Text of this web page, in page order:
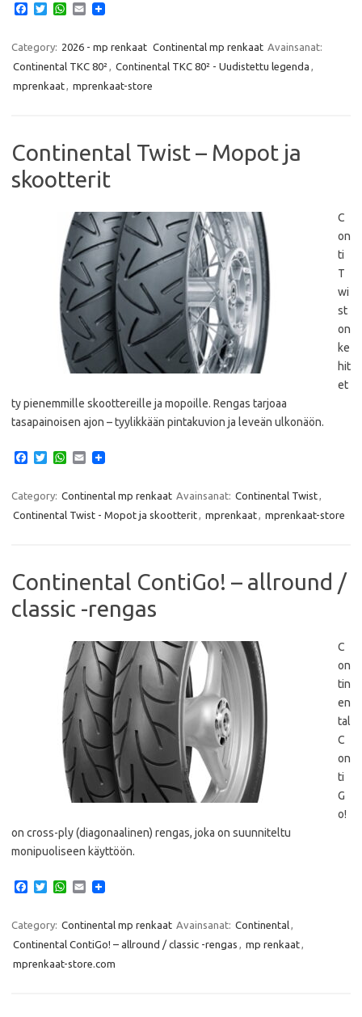
e
b
o
o
T
t
e
r
W
t
s
A
p
E
i
l
Category: 2026 - mp renkaat Continental mp renkaat Avainsanat:
Continental TKC 80², Continental TKC 80² - Uudistettu legenda ,
mprenkaat, mprenkaat-store
Continental Twist – Mopot ja
skootterit
C
on
ti
T
wi
st
on
ke
hit
et
ty pienemmille skoottereille ja mopoille. Rengas tarjoaa
tasapainoisen ajon – tyylikkään pintakuvion ja leveän ulkonäön.
e
b
o
T
t
e
W
t
s
A
E
i
Category: Continental mp renkaat Avainsanat: Continental Twist,
Continental Twist - Mopot ja skootterit, mprenkaat, mprenkaat-store
Continental ContiGo! – allround /
classic -rengas
C
on
tin
en
tal
C
on
ti
G
o!
on cross-ply (diagonaalinen) rengas, joka on suunniteltu
monipuoliseen käyttöön.
e
b
o
o
T
t
e
r
W
t
s
A
p
E
i
l
Category: Continental mp renkaat Avainsanat: Continental,
Continental ContiGo! – allround / classic -rengas , mp renkaat,
mprenkaat-store.com